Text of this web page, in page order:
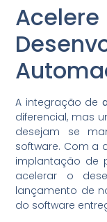
A integração de
diferencial, mas
desejam se
software. Com a
implantação de
acelerar o
lançamento de
do software